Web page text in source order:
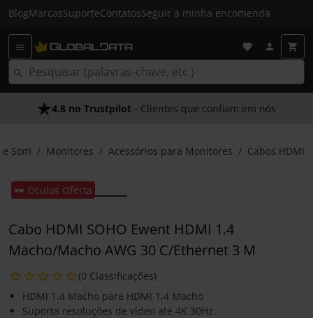
BlogMarcasSuporteContatosSeguir a minha encomenda
4.8 no Trustpilot - Clientes que confiam em nós
Som Monitores Acessórios para Monitores Cabos HDMI
🕶️ Óculos Oferta
Cabo HDMI SOHO Ewent HDMI 1.4
Macho/Macho AWG 30 C/Ethernet 3 M
(0 Classificações)
HDMI 1.4 Macho para HDMI 1,4 Macho
Suporta resoluções de vídeo até 4K 30Hz